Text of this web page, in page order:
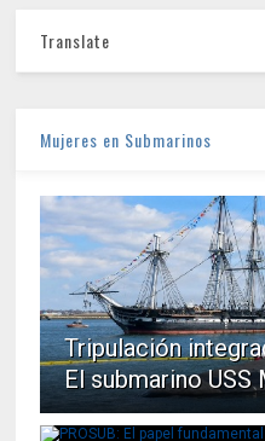
Translate
Mujeres en Submarinos
Tripulación
El submarino